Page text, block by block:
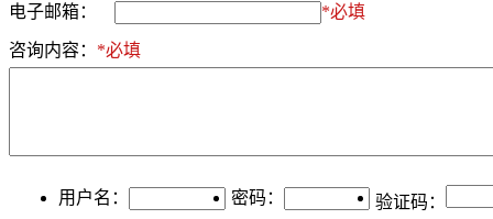
电子邮箱：
*必填
咨询内容： *必填
用户名： 密码：
验证码：